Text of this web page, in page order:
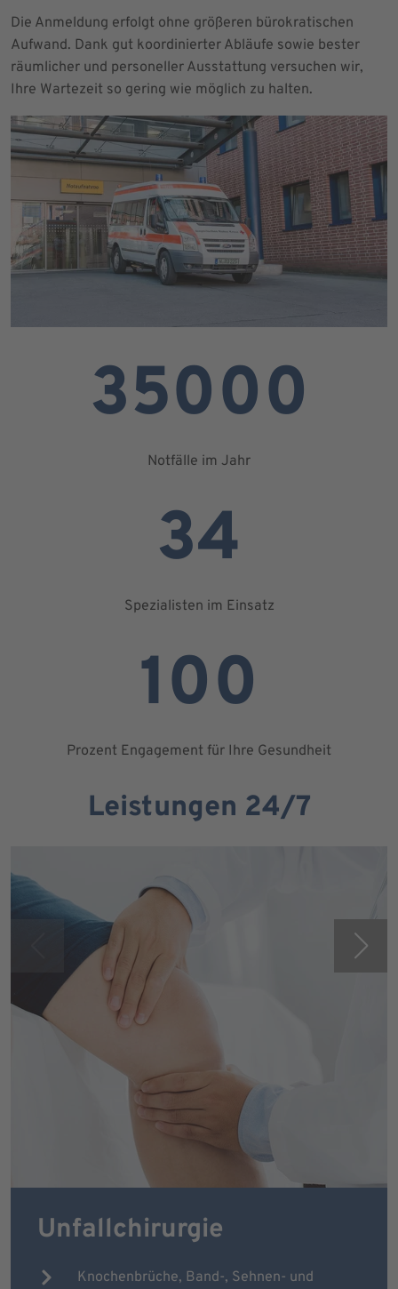
Die Anmeldung erfolgt ohne größeren bürokratischen
Aufwand. Dank gut koordinierter Abläufe sowie bester
räumlicher und personeller Ausstattung versuchen wir,
Ihre Wartezeit so gering wie möglich zu halten.
35000
Notfälle im Jahr
34
Spezialisten im Einsatz
100
Prozent Engagement für Ihre Gesundheit
Leistungen 24/7
Unfallchirurgie
Knochenbrüche, Band-, Sehnen- und